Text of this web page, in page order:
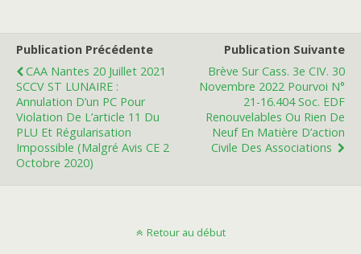
Publication Précédente
CAA Nantes 20 Juillet 2021
SCCV ST LUNAIRE :
Annulation D’un PC Pour
Violation De L’article 11 Du
PLU Et Régularisation
Impossible (malgré Avis CE 2
Octobre 2020)
Publication Suivante
Brève Sur Cass. 3e CIV. 30
Novembre 2022 Pourvoi N°
21-16.404 Soc. EDF
Renouvelables Ou Rien De
Neuf En Matière D’action
Civile Des Associations
Retour au début